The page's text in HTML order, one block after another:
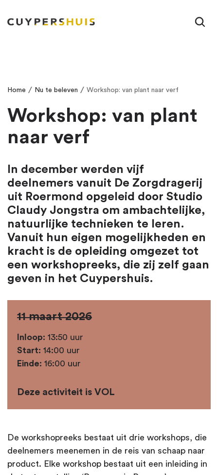
Ga naar hoofdinhoud
Home / Nu te beleven / Workshop: van plant naar verf
Workshop: van plant
naar verf
In december werden vijf
deelnemers vanuit De Zorgdragerij
uit Roermond opgeleid door Studio
Claudy Jongstra om ambachtelijke,
natuurlijke technieken te leren.
Vanuit hun eigen mogelijkheden en
kracht is de opleiding omgezet tot
een workshopreeks, die zij zelf gaan
geven in het Cuypershuis.
11 maart 2026
Inloop: 13:50 uur
Start: 14:00 uur
Einde: 16:00 uur
Deze activiteit is VOL
De workshopreeks bestaat uit drie workshops, die
deelnemers meenemen in de reis van schaap naar
product. Elke workshop bestaat uit een inleiding in